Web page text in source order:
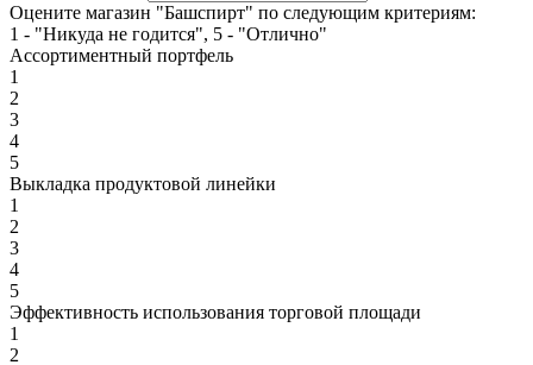
Оцените магазин "Башспирт" по следующим критериям:
1 - "Никуда не годится", 5 - "Отлично"
Ассортиментный портфель
1
2
3
4
5
Выкладка продуктовой линейки
1
2
3
4
5
Эффективность использования торговой площади
1
2